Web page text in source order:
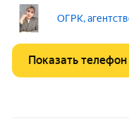
микрорайоне Новое
локации
ОГРК,
Показать телефон